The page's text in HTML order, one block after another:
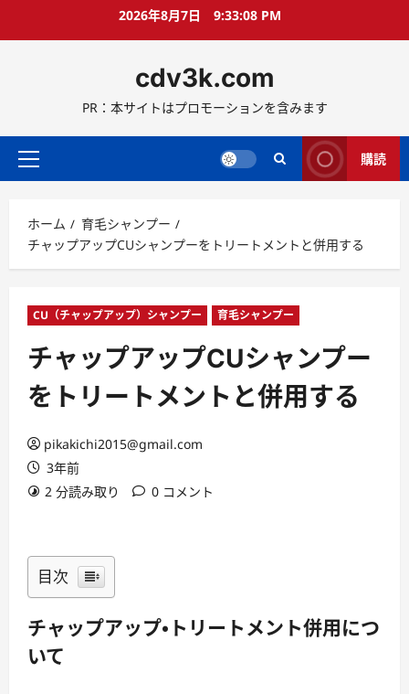
ス
ッ
2026年8月7日 9:33:09 PM
cdv3k.com
PR：本サイトはプロモーションを含みます
メ
メ
ニ
ュ
購読
ホーム
育毛シャンプー
チャップアップCUシャンプーをトリートメントと併用する
CU（チャップアップ）シャンプー 育毛シャンプー
チャップアップCUシャンプー
をトリートメントと併用する
pikakichi2015@gmail.com
3年前
2 分読み取り
0 コメント
目次
チャップアップ・トリートメント併用につ
いて